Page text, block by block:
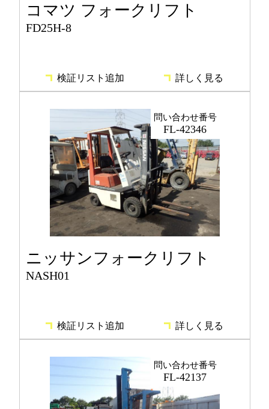
コマツ フォークリフト
FD25H-8
検証リスト追加 詳しく見る
問い合わせ番号
FL-42346
ニッサンフォークリフト
NASH01
検証リスト追加 詳しく見る
問い合わせ番号
FL-42137